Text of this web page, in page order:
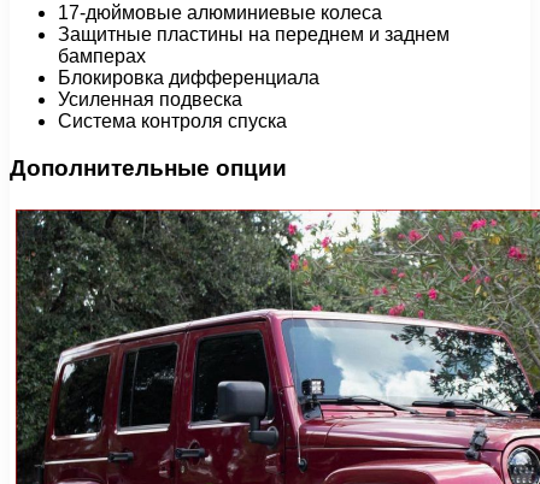
17-дюймовые алюминиевые колеса
Защитные пластины на переднем и заднем
бамперах
Блокировка дифференциала
Усиленная подвеска
Система контроля спуска
Дополнительные опции